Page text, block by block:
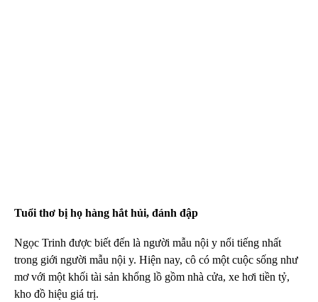
Tuổi thơ bị họ hàng hắt hủi, đánh đập
Ngọc Trinh được biết đến là người mẫu nội y nổi tiếng nhất
trong giới người mẫu nội y. Hiện nay, cô có một cuộc sống như
mơ với một khối tài sản khổng lồ gồm nhà cửa, xe hơi tiền tỷ,
kho đồ hiệu giá trị.